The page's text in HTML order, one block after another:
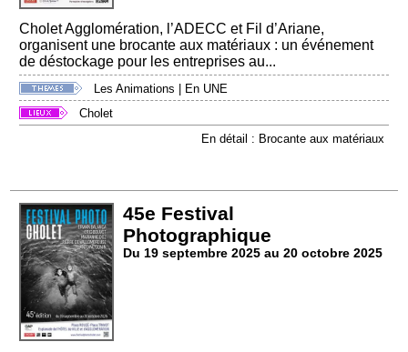
Cholet Agglomération, l’ADECC et Fil d’Ariane,
organisent une brocante aux matériaux : un événement
de déstockage pour les entreprises au...
Les Animations
En UNE
Cholet
En détail : Brocante aux matériaux
45e Festival
Photographique
Du 19 septembre 2025 au 20 octobre 2025